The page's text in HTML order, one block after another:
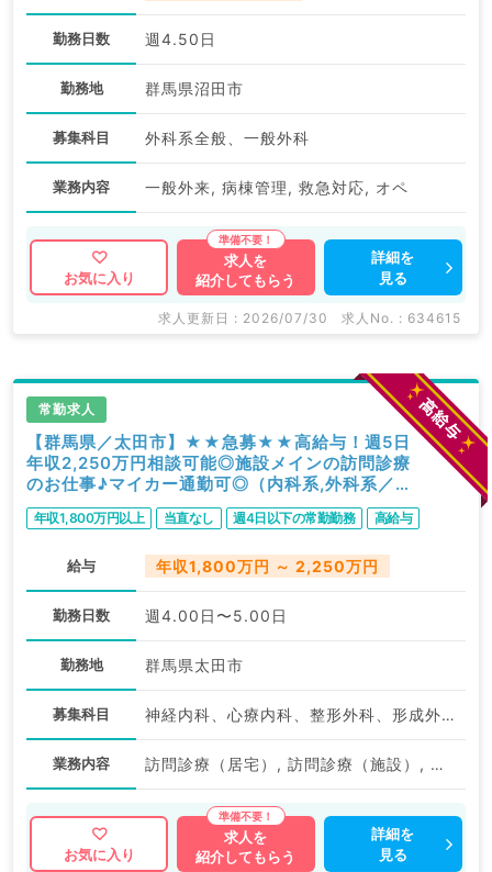
勤務日数 週4.50日
勤務地 群馬県沼田市
募集科目 外科系全般、一般外科
業務内容 一般外来, 病棟管理, 救急対応, オペ
お気に入り
求人を
紹介してもらう
詳細を
見る
求人更新日 : 2026/07/30 求人No. : 634615
常勤求人
【群馬県／太田市】★★急募★★高給与！週5日
年収2,250万円相談可能◎施設メインの訪問診療
のお仕事♪マイカー通勤可◎（内科系,外科系／常
勤）
年収1,800万円以上 当直なし 週4日以下の常勤勤務 高給与
給与 年収1,800万円 ～ 2,250万円
勤務日数 週4.00日〜5.00日
勤務地 群馬県太田市
募集科目 神経内科、心療内科、整形外科、形成外科、美容外科、脳神経外科、呼吸器外科、心臓血管外科、小児外科、泌尿器科、一般内科、循環器内科、呼吸器内科、消化器内科、内分泌・代謝内科、腎臓内科、老年内科、外科系全般、一般外科、消化器外科、乳腺外科、スポーツ整形外科、大腸・肛門外科、脊髄・脊椎外科
業務内容 訪問診療（居宅）, 訪問診療（施設）, その他
お気に入り
求人を
紹介してもらう
詳細を
見る